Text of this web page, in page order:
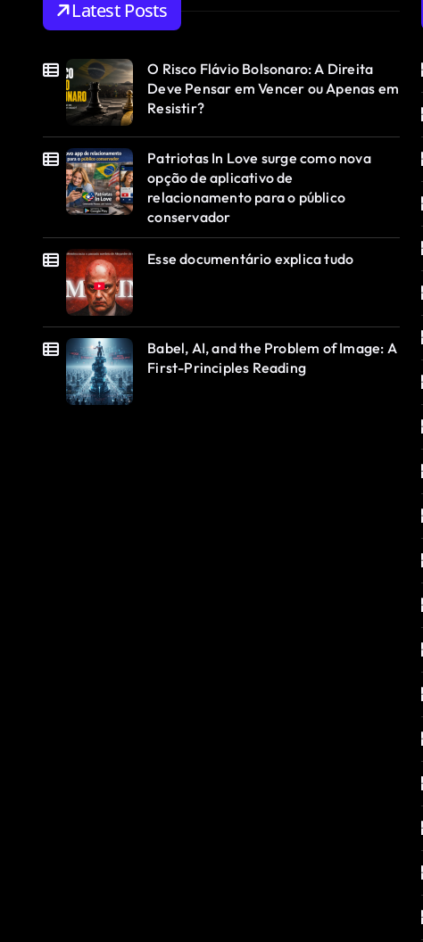
Latest Posts
O Risco Flávio Bolsonaro: A Direita
Deve Pensar em Vencer ou Apenas em
Resistir?
Patriotas In Love surge como nova
opção de aplicativo de
relacionamento para o público
conservador
Esse documentário explica tudo
Babel, AI, and the Problem of Image: A
First-Principles Reading